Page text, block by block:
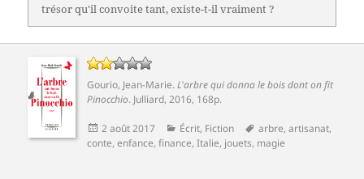
trésor qu'il convoite tant, existe-t-il vraiment ?
Gourio, Jean-Marie.L'arbre qui donna le bois dont on fit
Pinocchio. Julliard, 2016, 168p.
Publié
le
2 août 2017 Catégories
Écrit, Fiction
Mots-
clés
arbre, artisanat,
conte, enfance, finance, Italie, jouets, magie